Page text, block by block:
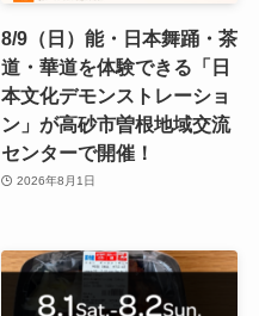
8/9（日）能・日本舞踊・茶
道・華道を体験できる「日
本文化デモンストレーショ
ン」が高砂市曽根地域交流
センターで開催！
2026年8月1日